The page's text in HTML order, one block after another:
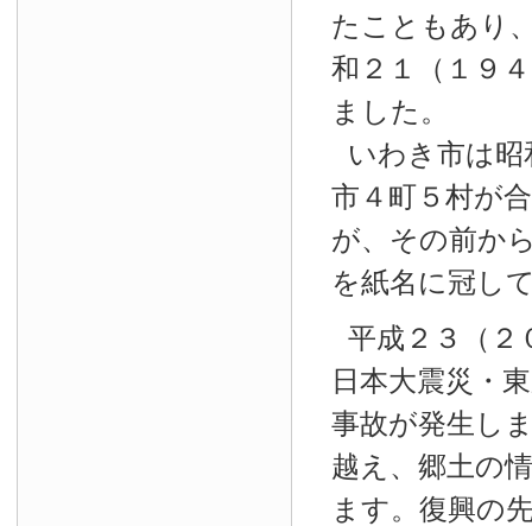
たこともあり
和２１（１９
ました。
いわき市は昭
市４町５村が
が、その前か
を紙名に冠し
平成２３（２
日本大震災・
事故が発生し
越え、郷土の
ます。復興の